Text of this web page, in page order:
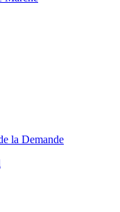
la Demande